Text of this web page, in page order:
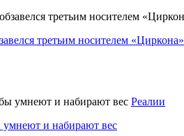
третьим носителем «Циркона»
Реалии
и набирают вес